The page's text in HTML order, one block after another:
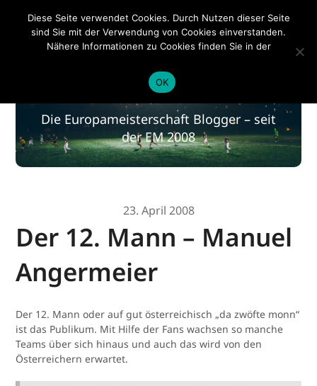
EM 2020
EM 2020
Die Europameisterschaft Blogger – seit
der EM 2008
23. April 2008
Der 12. Mann – Manuel
Angermeier
Der 12. Mann oder auf gut österreichisch „da zwöfte monn“
ist das Publikum. Mit Hilfe der Fans wachsen so manche
Teams über sich hinaus und auch das wird von den
Österreichern erwartet.
Diese Seite verwendet Cookies. Durch Nutzen dieser Seite
sind Sie mit der Verwendung von Cookies einverstanden.
Nähere Informationen zu Cookies finden Sie in der
OK